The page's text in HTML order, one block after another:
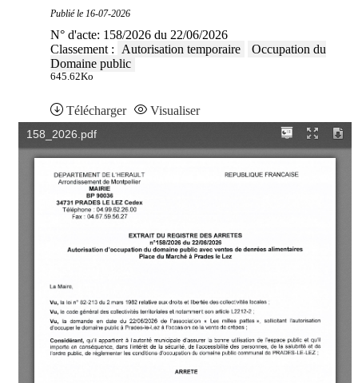
Publié le 16-07-2026
N° d'acte: 158/2026 du 22/06/2026
Classement :
Autorisation temporaire
Occupation du
Domaine public
645.62Ko
Télécharger Visualiser